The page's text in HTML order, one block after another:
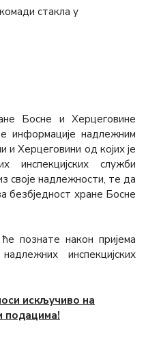
комади стакла у
Босне и Херцеговине
информације надлежним
и Херцеговини од којих је
инспекцијских служби
своје надлежности, те да
безбједност хране Босне
познате након пријема
инспекцијских
искључиво на
подацима!